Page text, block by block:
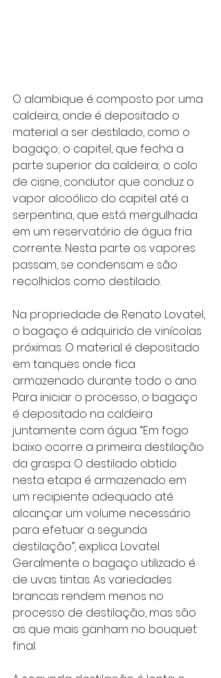
O alambique é composto por uma
caldeira, onde é depositado o
material a ser destilado, como o
bagaço; o capitel, que fecha a
parte superior da caldeira; o colo
de cisne, condutor que conduz o
vapor alcoólico do capitel até a
serpentina, que está mergulhada
em um reservatório de água fria
corrente. Nesta parte os vapores
passam, se condensam e são
recolhidos como destilado.
Na propriedade de Renato Lovatel,
o bagaço é adquirido de vinícolas
próximas. O material é depositado
em tanques onde fica
armazenado durante todo o ano.
Para iniciar o processo, o bagaço
é depositado na caldeira
juntamente com água. “Em fogo
baixo ocorre a primeira destilação
da graspa. O destilado obtido
nesta etapa é armazenado em
um recipiente adequado até
alcançar um volume necessário
para efetuar a segunda
destilação”, explica Lovatel.
Geralmente o bagaço utilizado é
de uvas tintas. As variedades
brancas rendem menos no
processo de destilação, mas são
as que mais ganham no bouquet
final.